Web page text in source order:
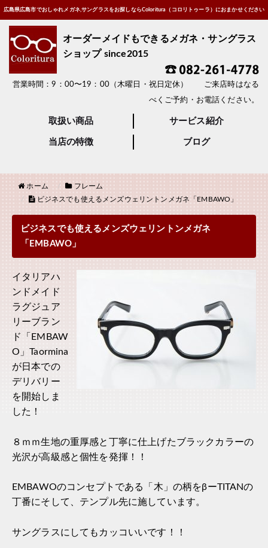
広島県広島市でおしゃれメガネ,サングラスをお探しならColoritura（コロリトゥーラ）におまかせください
オーダーメイドもできるメガネ・サングラス
ショップ since2015
営業時間：9：00〜19：00（木曜日・祝日定休） ご来店時はなる
べくご予約・お電話ください。
取扱い商品 サービス紹介
当店の特徴 ブログ
ホーム
フレーム
ビジネスでも使えるメンズウェリントンメガネ「EMBAWO」
ビジネスでも使えるメンズウェリントンメガネ
「EMBAWO」
イタリアハ
ンドメイド
ラグジュア
リーブラン
ド「EMBAW
O」Taormina
が日本での
デリバリー
を開始しま
した！
８ｍｍ生地の重厚感と丁寧に仕上げたブラックカラーの
光沢が高級感と個性を発揮！！
EMBAWOのコンセプトである「木」の柄をβーTITANの
丁番にそして、テンプル先に施しています。
サングラスにしてもカッコいいです！！